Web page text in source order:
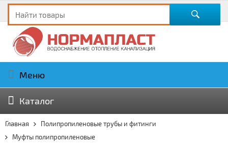
Меню
Каталог
Главная
Полипропиленовые трубы и фитинги
Муфты полипропиленовые